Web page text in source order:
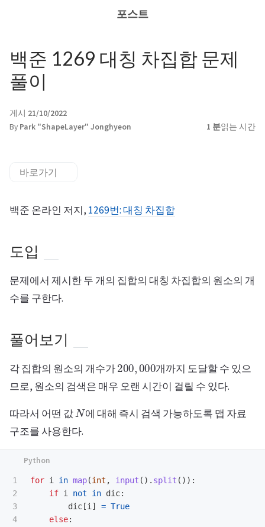
포스트
백준 1269 대칭 차집합 문제
풀이
게시 21/10/2022
By Park "ShapeLayer" Jonghyeon 1 분읽는 시간
바로가기
백준 온라인 저지, 1269번: 대칭 차집합
도입
문제에서 제시한 두 개의 집합의 대칭 차집합의 원소의 개
수를 구한다.
풀어보기
각 집합의 원소의 개수가200 000 개까지 도달할 수 있으
므로, 원소의 검색은 매우 오랜 시간이 걸릴 수 있다.
따라서 어떤 값 N에 대해 즉시 검색 가능하도록 맵 자료
구조를 사용한다.
1
2
3
4
for i in map(int , input (). split ()):
if i not in dic:
dic [i ] = True
else: